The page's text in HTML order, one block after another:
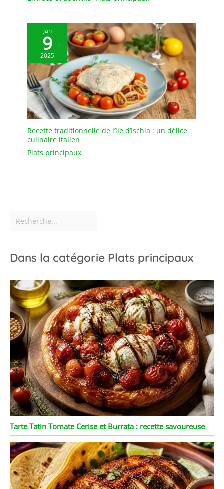
Jan
9
2025
Recette traditionnelle de l’île d’Ischia : un délice
culinaire italien
Plats principaux
Dans la catégorie Plats principaux
Tarte Tatin Tomate Cerise et Burrata : recette savoureuse